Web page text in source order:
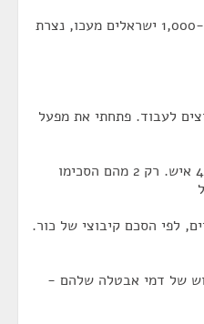
בחודש ינואר קלטה או.אר.אס כ-1,000 ישראלים מעכו, נצרת
לעבוד. פתחתי את מפעל
לשירות התעסוקה שהפנה אלי 40 איש. רק 2 מהם הסכימו
לפי הסכם קיבוצי של כור.
של דמי אבטלה שלהם -